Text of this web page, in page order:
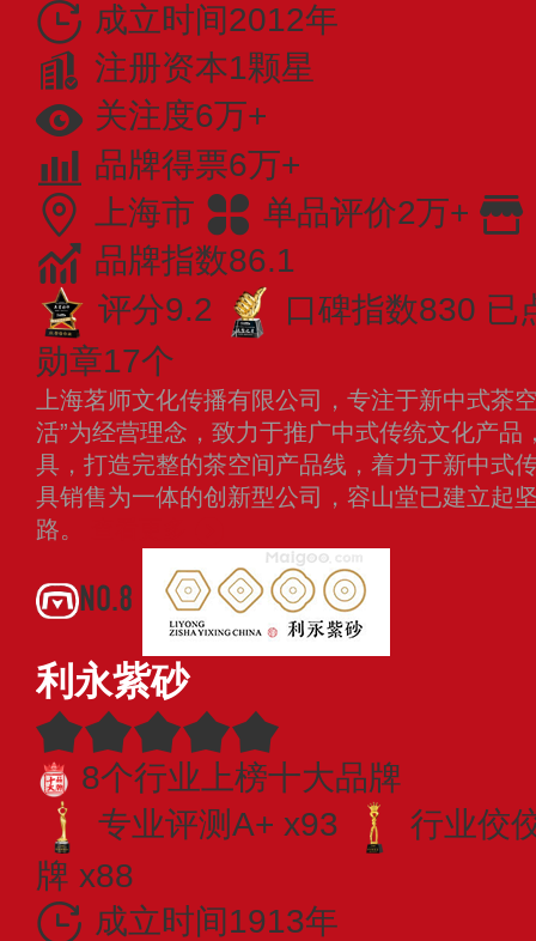
成立时间2012年
注册资本1颗星
关注度6万+
品牌得票6万+
上海市
单品评价2万+
品牌指数86.1
评分9.2
口碑指数830 已
勋章17个
上海茗师文化传播有限公司，专注于新中式茶
活”为经营理念，致力于推广中式传统文化产
具，打造完整的茶空间产品线，着力于新中式
具销售为一体的创新型公司，容山堂已建立起
路。
NO.8
利永紫砂
8个行业上榜十大品牌
专业评测A+ x93
行业佼
牌 x88
成立时间1913年